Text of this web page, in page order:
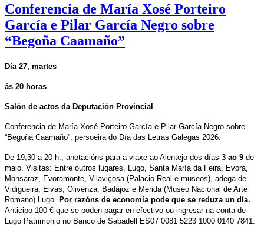
Conferencia de María Xosé Porteiro
García e Pilar García Negro sobre
“Begoña Caamaño”
Día 27, martes
ás 20 horas
Salón de actos da Deputación Provincial
Conferencia de María Xosé Porteiro García e Pilar García Negro sobre
“Begoña Caamaño”, persoeira do Día das Letras Galegas 2026.
De 19,30 a 20 h., anotacións para a viaxe ao Alentejo dos días 3 ao 9 de
maio. Visitas: Entre outros lugares, Lugo, Santa María da Feira, Evora,
Monsaraz, Evoramonte, Vilaviçosa (Palacio Real e museos), adega de
Vidigueira, Elvas, Olivenza, Badajoz e Mérida (Museo Nacional de Arte
Romano) Lugo.
Por razóns de economía pode que se reduza un día.
Anticipo 100 € que se poden pagar en efectivo ou ingresar na conta de
Lugo Patrimonio no Banco de Sabadell ES07 0081 5223 1000 0140 7841.